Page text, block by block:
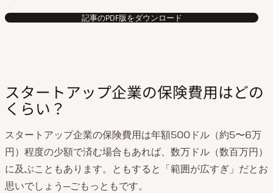
記事のPDF版をダウンロード
スタートアップ企業の保険費用はどの
くらい？
スタートアップ企業の保険費用は年額500ドル（約5〜6万
円）程度の少額で済む場合もあれば、数万ドル（数百万円）
に及ぶこともあります。ともすると「範囲が広すぎ」だとお
思いでしょう─ごもっともです。